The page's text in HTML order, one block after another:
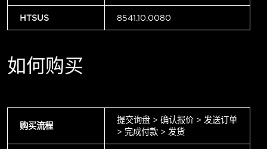
HTSUS 8541.10.0080
如何购买
购买流程
提交询盘 > 确认报价 > 发送订单
> 完成付款 > 发货